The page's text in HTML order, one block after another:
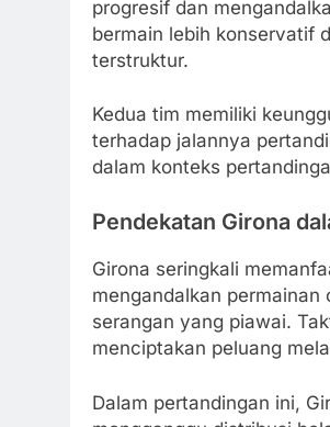
progresif dan
bermain lebih konservatif
terstruktur.
Kedua tim memiliki
terhadap jalannya
dalam konteks
Pendekatan Girona
Girona seringkali
mengandalkan
serangan yang piawai.
menciptakan peluang
Dalam pertandingan ini,